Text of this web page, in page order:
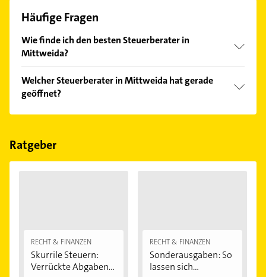
Häufige Fragen
Wie finde ich den besten Steuerberater in
Mittweida?
Kundenmeinungen und profitieren Sie von den
Empfehlungen. Die Suchergebnisse können Sie sich
einfach nachBewertungensortiert anzeigen lassen.
Welcher Steuerberater in Mittweida hat gerade
geöffnet?
Im Anbieter-Bereich finden Sie alleÖffnungszeiten.
Feiertagen abweichen können.
Ratgeber
RECHT & FINANZEN
Skurrile Steuern:
Verrückte Abgaben...
RECHT & FINANZEN
Sonderausgaben: So
lassen sich...